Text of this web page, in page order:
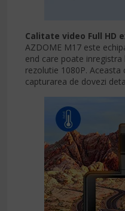
Calitate video Full HD
AZDOME M17 este
end care poate inregistra
rezolutie 1080P.
capturarea de dovezi